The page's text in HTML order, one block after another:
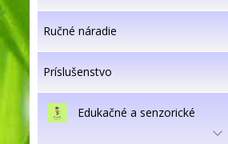
Ručné náradie
Príslušenstvo
Edukačné a senzorické